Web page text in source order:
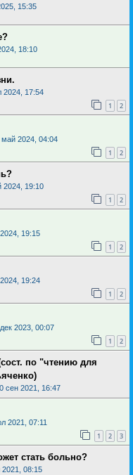
15:35
18:10
2024, 17:54
1 2
май 2024, 04:04
1 2
2024, 19:10
1 2
19:15
1 2
19:24
1 2
2023, 00:07
1 2
по "чтению для
сен 2021, 16:47
2021, 07:11
1 2 3
стать больно?
2021, 08:15